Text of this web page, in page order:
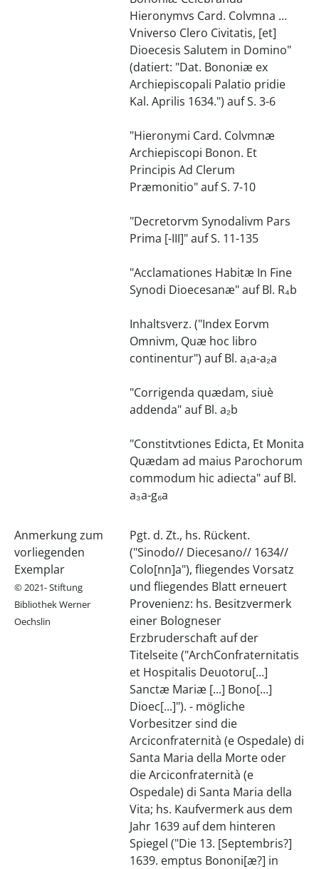
Hieronymvs Card. Colvmna ...
Vniverso Clero Civitatis, [et]
Dioecesis Salutem in Domino"
(datiert: "Dat. Bononiæ ex
Archiepiscopali Palatio pridie
Kal. Aprilis 1634.") auf S. 3-6
"Hieronymi Card. Colvmnæ
Archiepiscopi Bonon. Et
Principis Ad Clerum
Præmonitio" auf S. 7-10
"Decretorvm Synodalivm Pars
Prima [-III]" auf S. 11-135
"Acclamationes Habitæ In Fine
Synodi Dioecesanæ" auf Bl. R₄b
Inhaltsverz. ("Index Eorvm
Omnivm, Quæ hoc libro
continentur") auf Bl. a₁a-a₂a
"Corrigenda quædam, siuè
addenda" auf Bl. a₂b
"Constitvtiones Edicta, Et Monita
Quædam ad maius Parochorum
commodum hic adiecta" auf Bl.
a₃a-g₆a
Anmerkung zum
vorliegenden
Exemplar
© 2021- Stiftung
Bibliothek Werner
Oechslin
Pgt. d. Zt., hs. Rückent.
("Sinodo// Diecesano// 1634//
Colo[nn]a"), fliegendes Vorsatz
und fliegendes Blatt erneuert
Provenienz: hs. Besitzvermerk
einer Bologneser
Erzbruderschaft auf der
Titelseite ("ArchConfraternitatis
et Hospitalis Deuotoru[...]
Sanctæ Mariæ [...] Bono[...]
Dioec[...]"). - mögliche
Vorbesitzer sind die
Arciconfraternità (e Ospedale) di
Santa Maria della Morte oder
die Arciconfraternità (e
Ospedale) di Santa Maria della
Vita; hs. Kaufvermerk aus dem
Jahr 1639 auf dem hinteren
Spiegel ("Die 13. [Septembris?]
1639. emptus Bononi[æ?] in